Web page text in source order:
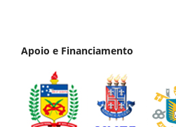
Apoio e Financiamento